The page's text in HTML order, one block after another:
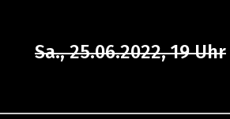
Sa., 25.06.2022, 19 Uhr